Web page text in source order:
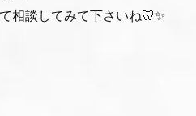
相談してみて下さいね🦷✨